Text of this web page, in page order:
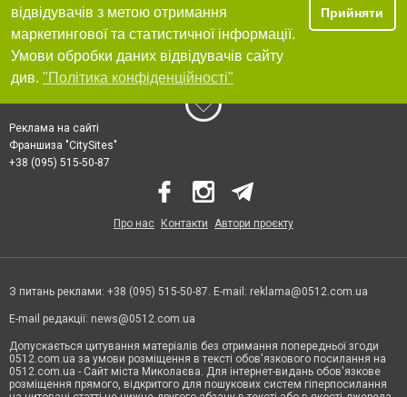
відвідувачів з метою отримання
маркетингової та статистичної інформації.
Умови обробки даних відвідувачів сайту
див. "Політика конфіденційності"
Прийняти
Реклама на сайті
Франшиза "CitySites"
+38 (095) 515-50-87
Про нас Контакти Автори проєкту
З питань реклами: +38 (095) 515-50-87. E-mail: reklama@0512.com.ua
E-mail редакції: news@0512.com.ua
Допускається цитування матеріалів без отримання попередньої згоди
0512.com.ua за умови розміщення в тексті обов'язкового посилання на
0512.com.ua - Сайт міста Миколаєва. Для інтернет-видань обов'язкове
розміщення прямого, відкритого для пошукових систем гіперпосилання